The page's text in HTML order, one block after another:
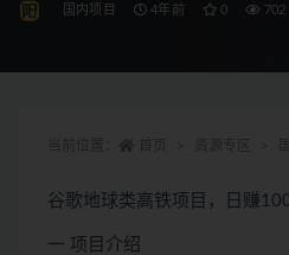
国内项目 4年前 0 702
谷歌地球类高铁项目，日赚
一 项目介绍